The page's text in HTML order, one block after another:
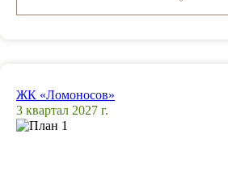
ЖК «Ломоносов»
3 квартал 2027 г.